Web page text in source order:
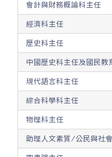
會計與財務概論科主任
經濟科主任
歷史科主任
中國歷史科主任及國民教
現代語言科主任
綜合科學科主任
物理科主任
助理人文素質/公民與社